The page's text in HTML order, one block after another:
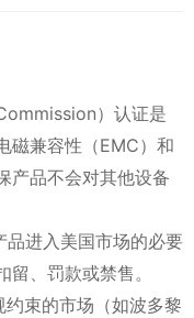
）认证是
磁兼容性（EMC）和
产品不会对其他设备
进入美国市场的必要
留、罚款或禁售。
束的市场（如波多黎